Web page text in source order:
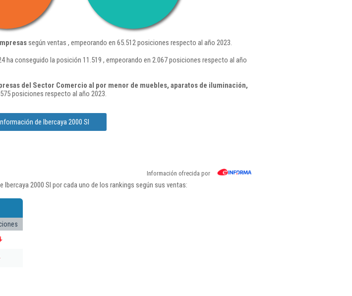
según ventas , empeorando en 65.512 posiciones respecto al año 2023.
ha conseguido la posición 11.519 , empeorando en 2.067 posiciones respecto al año
del Sector Comercio al por menor de muebles, aparatos de iluminación,
posiciones respecto al año 2023.
de Ibercaya 2000 Sl
Información ofrecida por
2000 Sl por cada uno de los rankings según sus ventas: